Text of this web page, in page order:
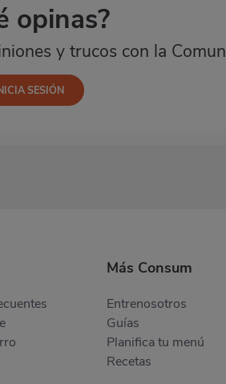
opinas?
y trucos con la
Más Consum
Entrenosotros
Guías
Planifica tu menú
Recetas